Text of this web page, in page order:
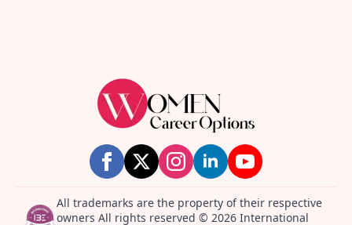
All trademarks are the property of their respective
owners All rights reserved © 2026 International